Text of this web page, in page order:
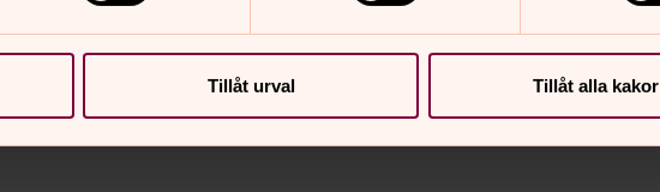
Tillåt urval Tillåt alla kakor